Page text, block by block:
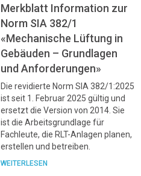
Merkblatt Information zur
Norm SIA 382/1
«Mechanische Lüftung in
Gebäuden – Grundlagen
und Anforderungen»
Die revidierte Norm SIA 382/1:2025
ist seit 1. Februar 2025 gültig und
ersetzt die Version von 2014. Sie
ist die Arbeitsgrundlage für
Fachleute, die RLT-Anlagen planen,
erstellen und betreiben.
WEITERLESEN